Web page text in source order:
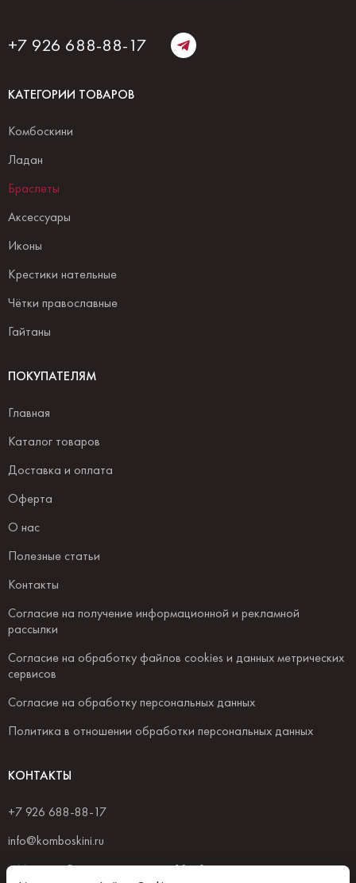
+7 926 688-88-17
КАТЕГОРИИ ТОВАРОВ
Комбоскини
Ладан
Браслеты
Аксессуары
Иконы
Крестики нательные
Чётки православные
Гайтаны
ПОКУПАТЕЛЯМ
Главная
Каталог товаров
Доставка и оплата
Оферта
О нас
Полезные статьи
Контакты
Согласие на получение информационной и рекламной
рассылки
Согласие на обработку файлов cookies и данных метрических
сервисов
Согласие на обработку персональных данных
Политика в отношении обработки персональных данных
КОНТАКТЫ
+7 926 688-88-17
info@komboskini.ru
г. Москва, Селиверстов пер., д.10 с.2